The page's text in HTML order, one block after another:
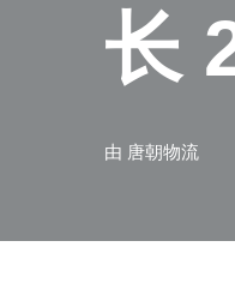
长
由 唐朝物流